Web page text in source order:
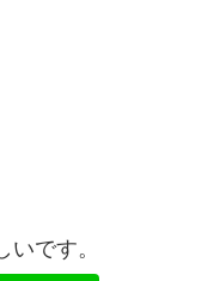
です。